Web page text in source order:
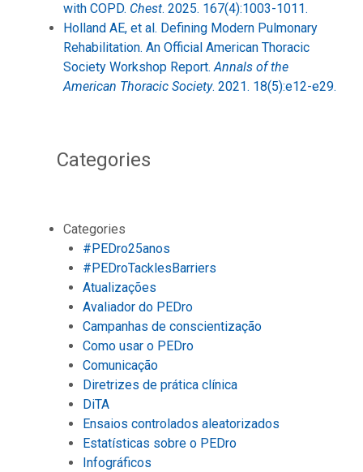
with COPD. Chest. 2025. 167(4):1003-1011.
Holland AE, et al. Defining Modern Pulmonary
Rehabilitation. An Official American Thoracic
Society Workshop Report.Annals of the
American Thoracic Society. 2021. 18(5):e12-e29.
Categories
Categories
#PEDro25anos
#PEDroTacklesBarriers
Atualizações
Avaliador do PEDro
Campanhas de conscientização
Como usar o PEDro
Comunicação
Diretrizes de prática clínica
DiTA
Ensaios controlados aleatorizados
Estatísticas sobre o PEDro
Infográficos